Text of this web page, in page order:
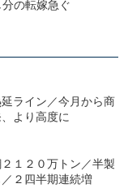
の転嫁急ぐ
ライン／今月から商
より高度に
１２０万トン／半製
２四半期連続増